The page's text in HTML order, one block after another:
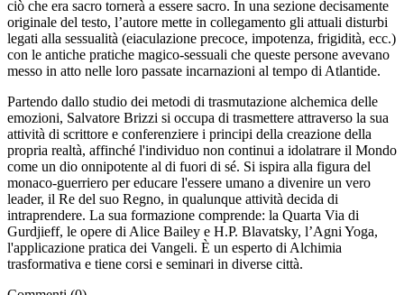
ciò che era sacro tornerà a essere sacro. In una sezione decisamente
originale del testo, l’autore mette in collegamento gli attuali disturbi
legati alla sessualità (eiaculazione precoce, impotenza, frigidità, ecc.)
con le antiche pratiche magico-sessuali che queste persone avevano
messo in atto nelle loro passate incarnazioni al tempo di Atlantide.
Partendo dallo studio dei metodi di trasmutazione alchemica delle
emozioni, Salvatore Brizzi si occupa di trasmettere attraverso la sua
attività di scrittore e conferenziere i principi della creazione della
propria realtà, affinché l'individuo non continui a idolatrare il Mondo
come un dio onnipotente al di fuori di sé. Si ispira alla figura del
monaco-guerriero per educare l'essere umano a divenire un vero
leader, il Re del suo Regno, in qualunque attività decida di
intraprendere. La sua formazione comprende: la Quarta Via di
Gurdjieff, le opere di Alice Bailey e H.P. Blavatsky, l’Agni Yoga,
l'applicazione pratica dei Vangeli. È un esperto di Alchimia
trasformativa e tiene corsi e seminari in diverse città.